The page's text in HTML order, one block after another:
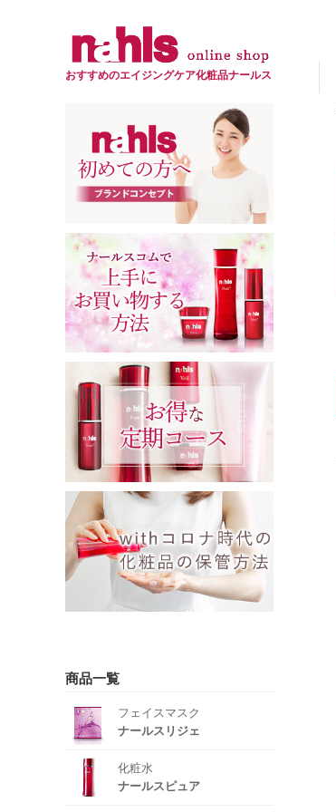
おすすめのエイジングケア化粧品ナールス
商品一覧
フェイスマスク
ナールスリジェ
化粧水
ナールスピュア